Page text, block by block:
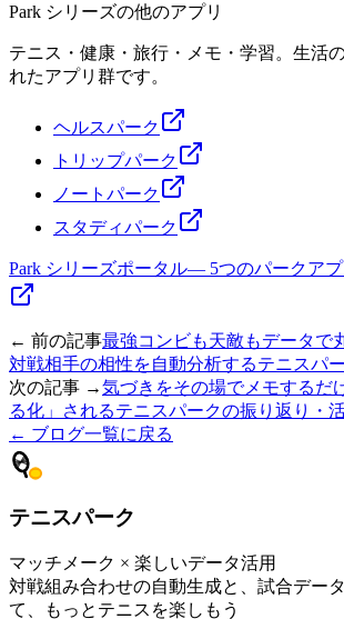
Park シリーズの他のアプリ
テニス・健康・旅行・メモ・学習。生活
れたアプリ群です。
ヘルスパーク
トリップパーク
ノートパーク
スタディパーク
Park シリーズポータル— 5つのパークア
← 前の記事最強コンビも天敵もデータで
対戦相手の相性を自動分析するテニスパ
次の記事 →気づきをその場でメモするだ
る化」されるテニスパークの振り返り・
← ブログ一覧に戻る
テニスパーク
マッチメーク × 楽しいデータ活用
対戦組み合わせの自動生成と、試合デー
て、もっとテニスを楽しもう